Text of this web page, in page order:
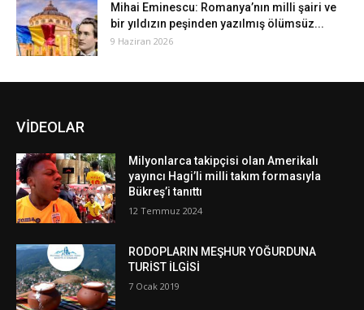
Mihai Eminescu: Romanya’nın milli şairi ve
bir yıldızın peşinden yazılmış ölümsüz...
9 Haziran 2026
VİDEOLAR
Milyonlarca takipçisi olan Amerikalı
yayıncı Hagi’li milli takım formasıyla
Bükreş’i tanıttı
12 Temmuz 2024
RODOPLARIN MEŞHUR YOĞURDUNA
TURİST İLGİSİ
7 Ocak 2019